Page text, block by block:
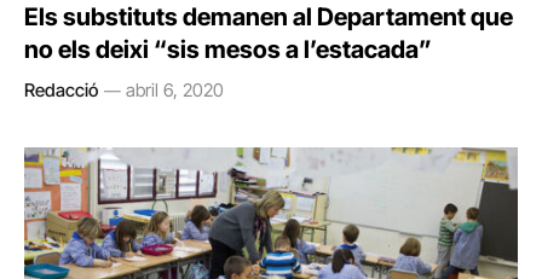
Els substituts demanen al Departament que
no els deixi “sis mesos a l’estacada”
Redacció abril 6, 2020